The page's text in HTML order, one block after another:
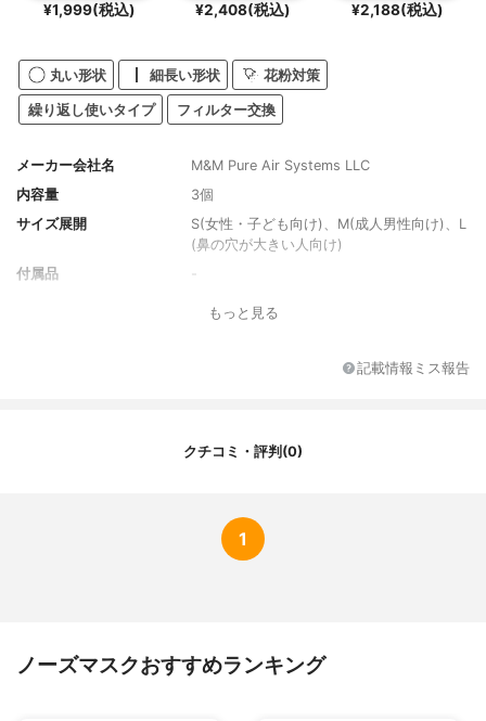
¥1,999(税込) ¥2,408(税込) ¥2,188(税込)
丸い形状 細長い形状 花粉対策
繰り返し使いタイプ フィルター交換
メーカー会社名
M&M Pure Air Systems LLC
内容量
3個
サイズ展開
S(女性・子ども向け)、M(成人男性向け)、L
(鼻の穴が大きい人向け)
付属品
もっと見る
記載情報ミス報告
クチコミ・評判(0)
1
ノーズマスクおすすめランキング